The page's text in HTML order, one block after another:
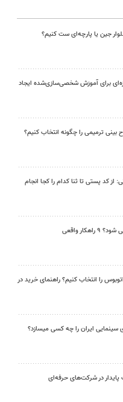
جین یا پارچه‌ای ست کنیم؟
برای آموزش شخصی‌سازی‌شده ایجاد
بینی ترمیمی را چگونه انتخاب کنیم؟
از کد پستی تا ثنا کدام را کجا انجام
واقعی
را انتخاب کنیم؟ راهنمای خرید در
ایران را چه کسی میسازد؟
پایدار در شرکت‌های حرفه‌ای